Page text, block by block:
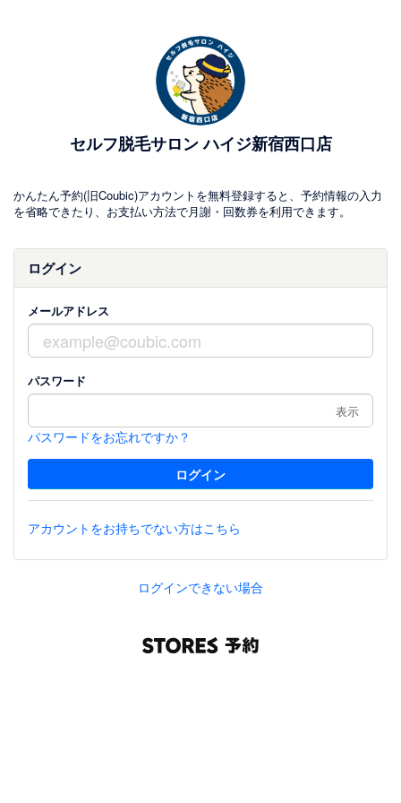
セルフ脱毛サロン ハイジ新宿西口店
かんたん予約(旧Coubic)アカウントを無料登録すると、予約情報の入力
を省略できたり、お支払い方法で月謝・回数券を利用できます。
ログイン
メールアドレス
パスワード
表示
パスワードをお忘れですか？
アカウントをお持ちでない方はこちら
ログインできない場合